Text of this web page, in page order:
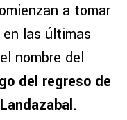
a tomar
las últimas
nombre del
del regreso de
.